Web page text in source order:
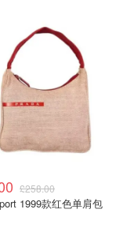
£258.00
1999款红色单肩包